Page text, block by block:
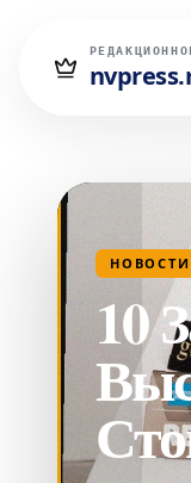
10